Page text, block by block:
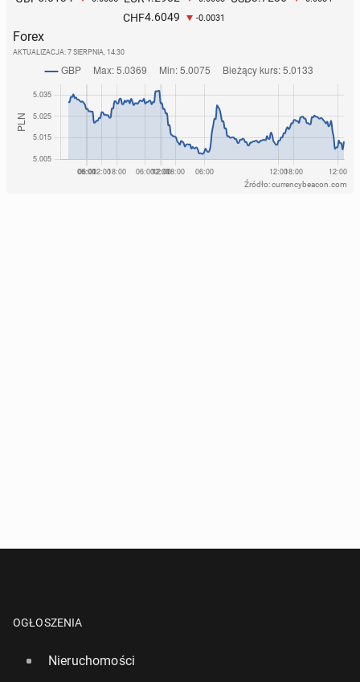
CHF4.6049 -0.0031
Forex
AKTUALIZACJA: 7 SIERPNIA, 14:30
Źródło: currencybeacon.com
OGŁOSZENIA
Nieruchomości